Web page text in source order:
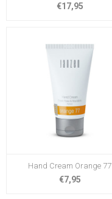
€17,95
Hand Cream Orange 77
€7,95